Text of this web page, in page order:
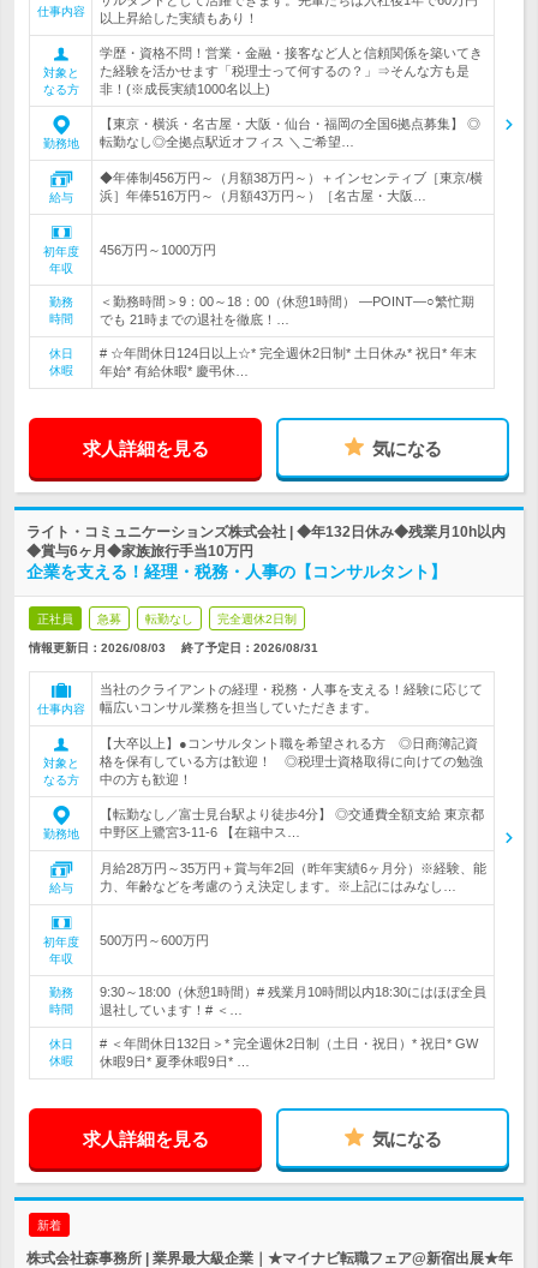
仕事内容
以上昇給した実績もあり！
対象と
なる方
学歴・資格不問！営業・金融・接客など人と信頼関係を築いてき
た経験を活かせます「税理士って何するの？」⇒そんな方も是
非！(※成長実績1000名以上)
勤務地
【東京・横浜・名古屋・大阪・仙台・福岡の全国6拠点募集】 ◎
転勤なし◎全拠点駅近オフィス ＼ご希望…
給与
◆年俸制456万円～（月額38万円～）＋インセンティブ［東京/横
浜］年俸516万円～（月額43万円～）［名古屋・大阪…
初年度
年収
456万円～1000万円
勤務
時間
＜勤務時間＞9：00～18：00（休憩1時間） ―POINT―○繁忙期
でも 21時までの退社を徹底！…
休日
休暇
# ☆年間休日124日以上☆* 完全週休2日制* 土日休み* 祝日* 年末
年始* 有給休暇* 慶弔休…
求人詳細を見る 気になる
ライト・コミュニケーションズ株式会社 | ◆年132日休み◆残業月10h以内
◆賞与6ヶ月◆家族旅行手当10万円
企業を支える！経理・税務・人事の【コンサルタント】
正社員 急募 転勤なし 完全週休2日制
情報更新日：2026/08/03 終了予定日： 2026/08/31
仕事内容
当社のクライアントの経理・税務・人事を支える！経験に応じて
幅広いコンサル業務を担当していただきます。
対象と
なる方
【大卒以上】●コンサルタント職を希望される方 ◎日商簿記資
格を保有している方は歓迎！ ◎税理士資格取得に向けての勉強
中の方も歓迎！
勤務地
【転勤なし／富士見台駅より徒歩4分】 ◎交通費全額支給 東京都
中野区上鷺宮3-11-6 【在籍中ス…
給与
月給28万円～35万円＋賞与年2回（昨年実績6ヶ月分）※経験、能
力、年齢などを考慮のうえ決定します。※上記にはみなし…
初年度
年収
500万円～600万円
勤務
時間
9:30～18:00（休憩1時間）# 残業月10時間以内18:30にはほぼ全員
退社しています！# ＜…
休日
休暇
# ＜年間休日132日＞* 完全週休2日制（土日・祝日）* 祝日* GW
休暇9日* 夏季休暇9日* …
求人詳細を見る 気になる
新着
株式会社森事務所 | 業界最大級企業｜★マイナビ転職フェア@新宿出展★年